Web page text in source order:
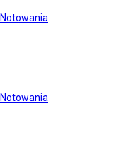
Notowania
Notowania